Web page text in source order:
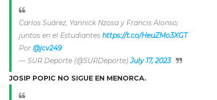
Carlos Suárez, Yannick Nzosa y Francis Alonso;
juntos en el Estudiantes https://t.co/HeuZMo3XGT
Por @jcv249
— SUR Deporte (@SURDeporte)July 17, 2023
JOSIP POPIC NO SIGUE EN MENORCA.